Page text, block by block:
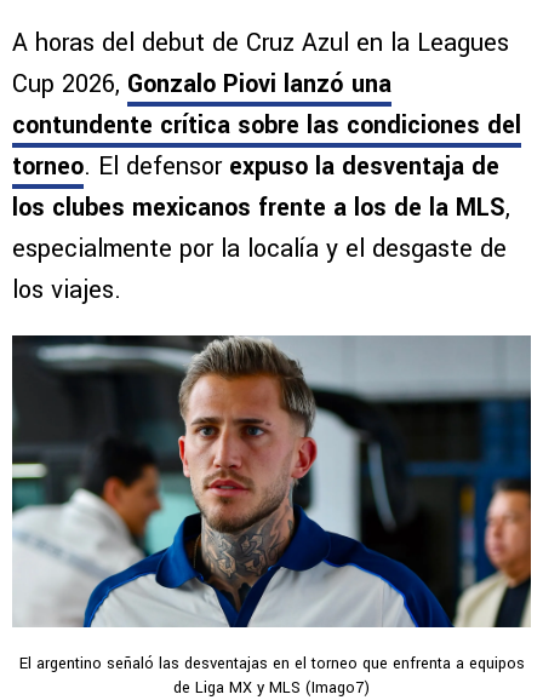
A horas del debut de Cruz Azul en la Leagues
Cup 2026, Gonzalo Piovi lanzó una
contundente crítica sobre las condiciones del
torneo. El defensor expuso la desventaja de
los clubes mexicanos frente a los de la MLS,
especialmente por la localía y el desgaste de
los viajes.
El argentino señaló las desventajas en el torneo que enfrenta a equipos
de Liga MX y MLS (Imago7)